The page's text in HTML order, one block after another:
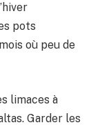
pots
où peu de
limaces à
Garder les